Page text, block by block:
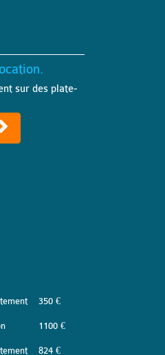
sur des plate-
350 €
1100 €
824 €